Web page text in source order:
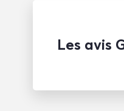
Les avis